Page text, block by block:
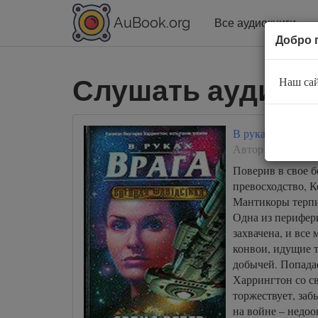
AuBook.org Все аудиокниги
Слушать
В руках врага
Автор:
Поверив в свое
превосходство,
Мантикоры
Одна из
захвачена, и
конвои, идущие
добычей.
Харрингтон со
торжествует,
на войне –
Добро
Наш